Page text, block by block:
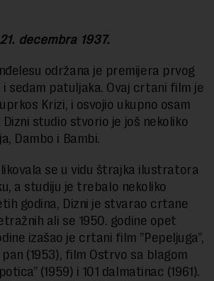
decembra 1937.
održana je premijera prvog
sedam patuljaka. Ovaj crtani film je
Krizi, i osvojio ukupno osam
studio stvorio je još nekoliko
Dambo i Bambi.
se u vidu štrajka ilustratora
a studiju je trebalo nekoliko
godina, Dizni je stvarao crtane
ali se 1950. godine opet
izašao je crtani film ”Pepeljuga”,
(1953), film Ostrvo sa blagom
(1959) i 101 dalmatinac (1961).